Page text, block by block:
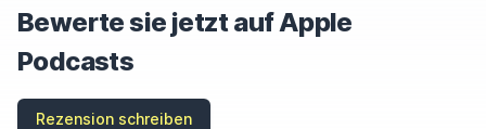
Bewerte sie jetzt auf Apple
Podcasts
Rezension schreiben